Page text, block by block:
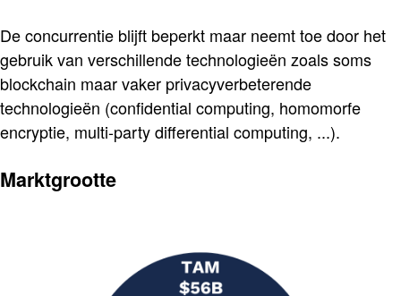
De concurrentie blijft beperkt maar neemt toe door het
gebruik van verschillende technologieën zoals soms
blockchain maar vaker privacyverbeterende
technologieën (confidential computing, homomorfe
encryptie, multi-party differential computing, ...).
Marktgrootte